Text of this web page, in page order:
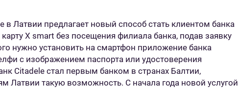
в Латвии предлагает новый способ стать клиентом банка
X smart без посещения филиала банка, подав заявку
нужно установить на смартфон приложение банка
с изображением паспорта или удостоверения
Citadele стал первым банком в странах Балтии,
Латвии такую возможность. С начала года новой услугой